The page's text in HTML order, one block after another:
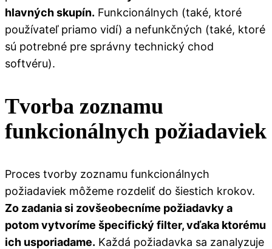
hlavných skupín. Funkcionálnych (také, ktoré
používateľ priamo vidí) a nefunkčných (také, ktoré
sú potrebné pre správny technický chod
softvéru).
Tvorba zoznamu
funkcionálnych požiadaviek
Proces tvorby zoznamu funkcionálnych
požiadaviek môžeme rozdeliť do šiestich krokov.
Zo zadania si zovšeobecníme požiadavky a
potom vytvoríme špecifický filter, vďaka ktorému
ich usporiadame. Každá požiadavka sa zanalyzuje